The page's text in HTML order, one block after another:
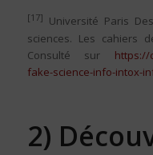
[17] Université Paris
sciences. Les cahiers
Consulté sur https://
fake-science-info-intox-
2)